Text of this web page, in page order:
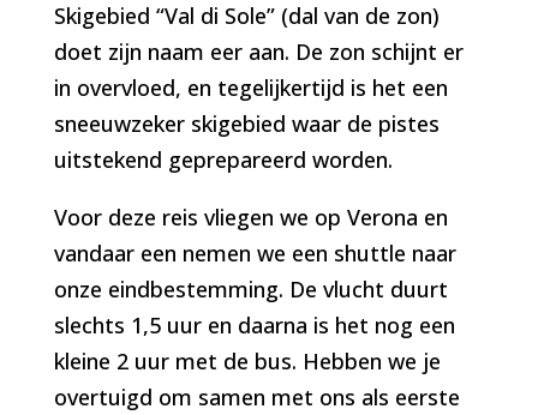
Skigebied “Val di Sole” (dal van de zon)
doet zijn naam eer aan. De zon schijnt er
in overvloed, en tegelijkertijd is het een
sneeuwzeker skigebied waar de pistes
uitstekend geprepareerd worden.
Voor deze reis vliegen we op Verona en
vandaar een nemen we een shuttle naar
onze eindbestemming. De vlucht duurt
slechts 1,5 uur en daarna is het nog een
kleine 2 uur met de bus. Hebben we je
overtuigd om samen met ons als eerste